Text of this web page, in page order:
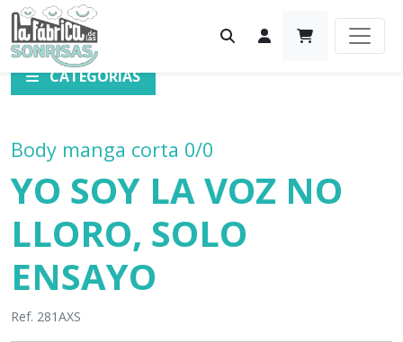
CATEGORÍAS
Body manga corta 0/0
YO SOY LA VOZ NO
LLORO, SOLO
ENSAYO
Ref. 281AXS